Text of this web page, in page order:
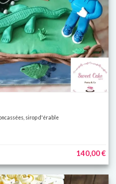
sirop d'érable
140,00 €